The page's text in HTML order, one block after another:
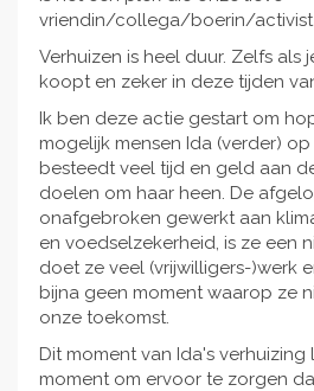
vriendin/collega/boerin/activist
Verhuizen is heel duur. Zelfs als
koopt en zeker in deze tijden
Ik ben deze actie gestart om
mogelijk mensen Ida (verder)
besteedt veel tijd en geld aan
doelen om haar heen. De
onafgebroken gewerkt aan
en voedselzekerheid, is ze een
doet ze veel (vrijwilligers-)werk
bijna geen moment waarop ze
onze toekomst.
Dit moment van Ida's verhuizing
moment om ervoor te zorgen